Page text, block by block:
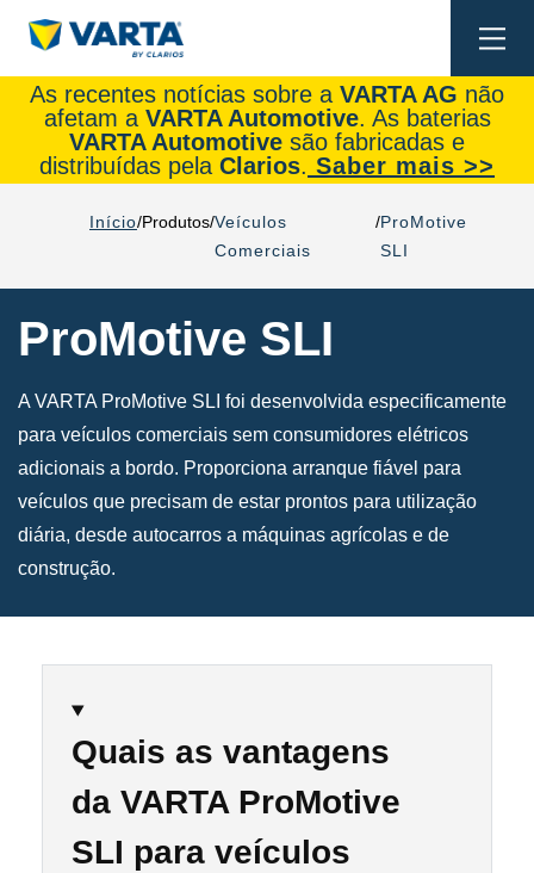
As recentes notícias sobre a VARTA AG não
afetam a VARTA Automotive. As baterias
VARTA Automotive são fabricadas e
distribuídas pela Clarios. Saber mais >>
Início Produtos Veículos
Comerciais
ProMotive
SLI
ProMotive SLI
A VARTA ProMotive SLI foi desenvolvida especificamente
para veículos comerciais sem consumidores elétricos
adicionais a bordo. Proporciona arranque fiável para
veículos que precisam de estar prontos para utilização
diária, desde autocarros a máquinas agrícolas e de
construção.
Quais as vantagens
da VARTA ProMotive
SLI para veículos